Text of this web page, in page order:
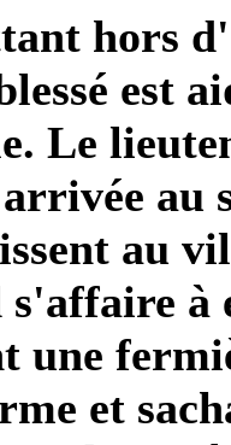
hors
est
Le
au
au
s'affaire à
une
et